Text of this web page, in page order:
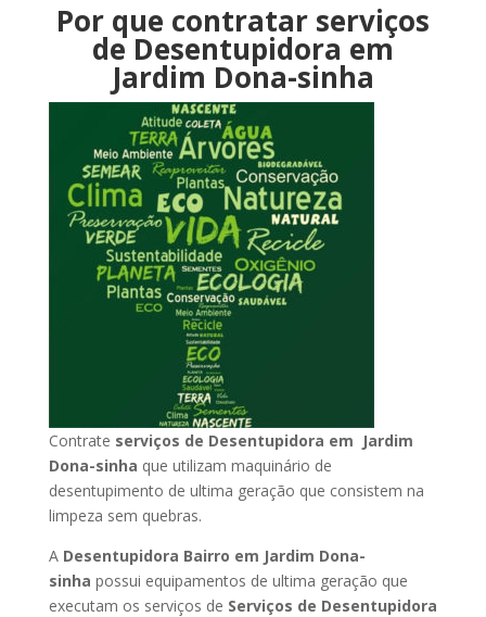
Por que contratar serviços
de Desentupidora em
Jardim Dona-sinha
Contrate serviços de Desentupidora em Jardim
Dona-sinha que utilizam maquinário de
desentupimento de ultima geração que consistem na
limpeza sem quebras.
A Desentupidora Bairro em Jardim Dona-
sinha possui equipamentos de ultima geração que
executam os serviços de Serviços de Desentupidora